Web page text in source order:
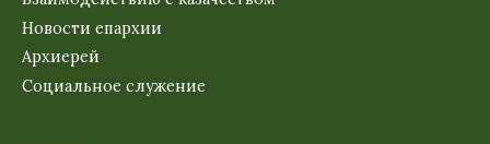
Новости епархии
Архиерей
Социальное служение